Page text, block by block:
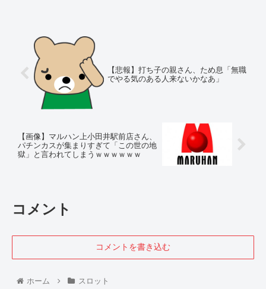
【悲報】打ち子の親さん、ため息「無職
でやる気のある人来ないかなあ」
【画像】マルハン上小田井駅前店さん、
パチンカスが集まりすぎて「この世の地
獄」と言われてしまうｗｗｗｗｗｗ
コメント
コメントを書き込む
ホーム スロット